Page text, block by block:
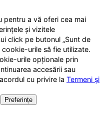
pentru a vă oferi cea mai
și vizitele
click pe butonul „Sunt de
urile să fie utilizate.
urile opționale prin
accesării sau
cu privire la Termeni și
Preferințe